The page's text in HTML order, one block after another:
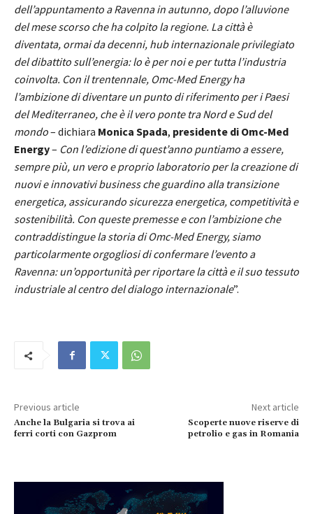
dell’appuntamento a Ravenna in autunno, dopo l’alluvione
del mese scorso che ha colpito la regione. La città è
diventata, ormai da decenni, hub internazionale privilegiato
del dibattito sull’energia: lo è per noi e per tutta l’industria
coinvolta. Con il trentennale, Omc-Med Energy ha
l’ambizione di diventare un punto di riferimento per i Paesi
del Mediterraneo, che è il vero ponte tra Nord e Sud del
mondo– dichiara Monica Spada, presidente di Omc-Med
Energy– Con l’edizione di quest’anno puntiamo a essere,
sempre più, un vero e proprio laboratorio per la creazione di
nuovi e innovativi business che guardino alla transizione
energetica, assicurando sicurezza energetica, competitività e
sostenibilità. Con queste premesse e con l’ambizione che
contraddistingue la storia di Omc-Med Energy, siamo
particolarmente orgogliosi di confermare l’evento a
Ravenna: un’opportunità per riportare la città e il suo tessuto
industriale al centro del dialogo internazionale”.
Previous article
Anche la Bulgaria si trova ai
ferri corti con Gazprom
Next article
Scoperte nuove riserve di
petrolio e gas in Romania